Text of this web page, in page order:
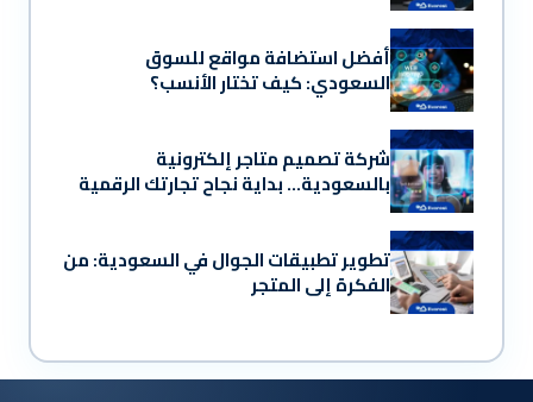
أفضل استضافة مواقع للسوق
السعودي: كيف تختار الأنسب؟
شركة تصميم متاجر إلكترونية
بالسعودية… بداية نجاح تجارتك الرقمية
تطوير تطبيقات الجوال في السعودية: من
الفكرة إلى المتجر